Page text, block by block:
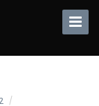
Toggle